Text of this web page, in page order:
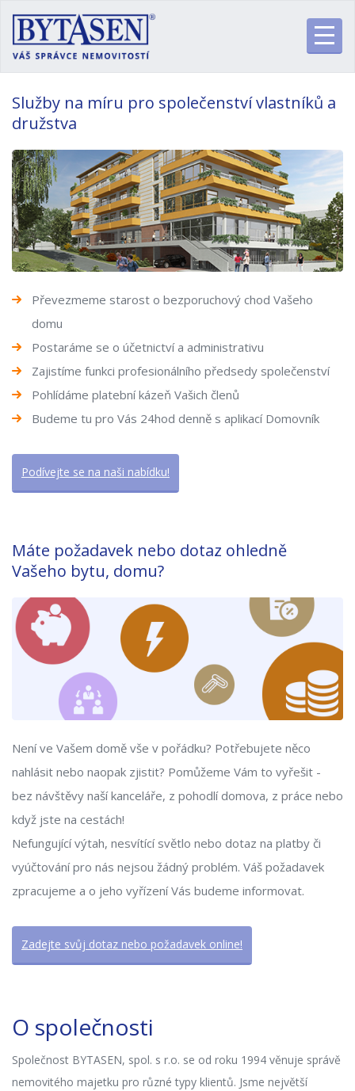
Služby na míru pro společenství vlastníků a
družstva
Převezmeme starost o bezporuchový chod Vašeho
domu
Postaráme se o účetnictví a administrativu
Zajistíme funkci profesionálního předsedy společenství
Pohlídáme platební kázeň Vašich členů
Budeme tu pro Vás 24hod denně s aplikací Domovník
Podívejte se na naši nabídku!
Máte požadavek nebo dotaz ohledně
Vašeho bytu, domu?
Není ve Vašem domě vše v pořádku? Potřebujete něco
nahlásit nebo naopak zjistit? Pomůžeme Vám to vyřešit -
bez návštěvy naší kanceláře, z pohodlí domova, z práce nebo
když jste na cestách!
Nefungující výtah, nesvítící světlo nebo dotaz na platby či
vyúčtování pro nás nejsou žádný problém. Váš požadavek
zpracujeme a o jeho vyřízení Vás budeme informovat.
Zadejte svůj dotaz nebo požadavek online!
O společnosti
Společnost BYTASEN, spol. s r.o. se od roku 1994 věnuje správě
nemovitého majetku pro různé typy klientů. Jsme největší